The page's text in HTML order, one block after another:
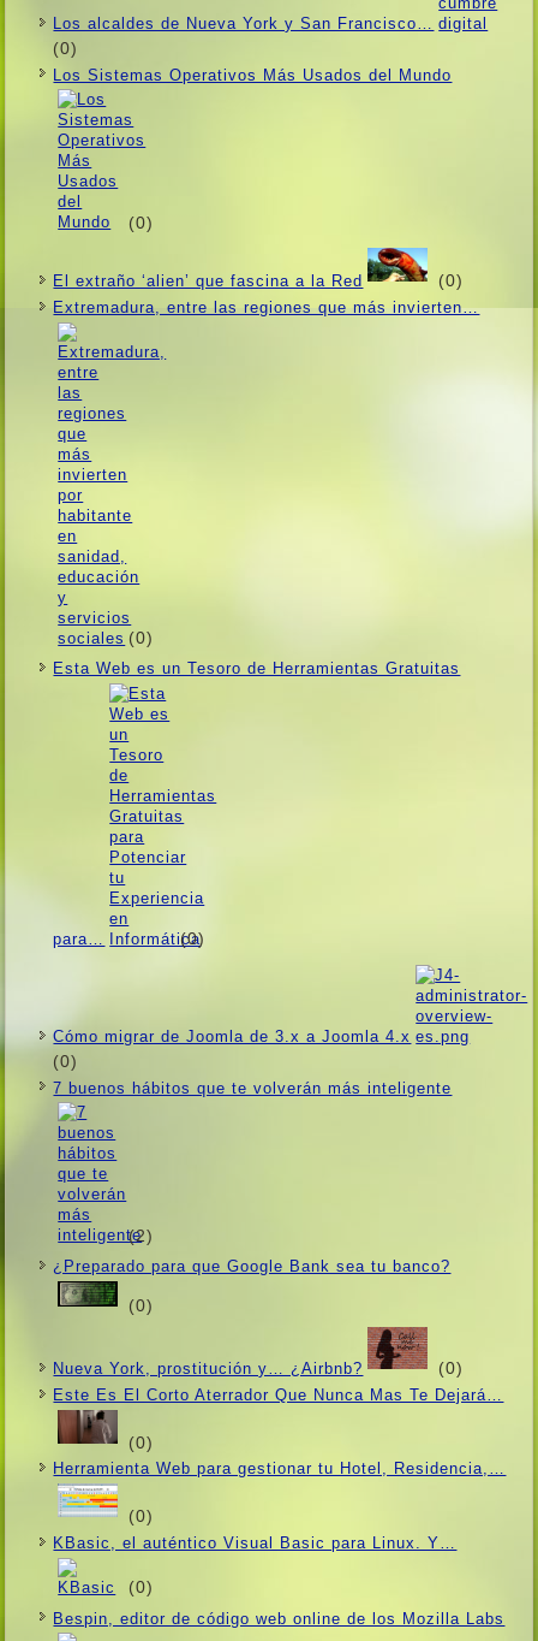
Los alcaldes de Nueva York y San Francisco…
(0)
Los Sistemas Operativos Más Usados ​​del Mundo
(0)
El extraño ‘alien’ que fascina a la Red (0)
Extremadura, entre las regiones que más invierten…
(0)
Esta Web es un Tesoro de Herramientas Gratuitas
para… (0)
Cómo migrar de Joomla de 3.x a Joomla 4.x
(0)
7 buenos hábitos que te volverán más inteligente
(2)
¿Preparado para que Google Bank sea tu banco?
(0)
Nueva York, prostitución y… ¿Airbnb? (0)
Este Es El Corto Aterrador Que Nunca Mas Te Dejará…
(0)
Herramienta Web para gestionar tu Hotel, Residencia,…
(0)
KBasic, el auténtico Visual Basic para Linux. Y…
(0)
Bespin, editor de código web online de los Mozilla Labs